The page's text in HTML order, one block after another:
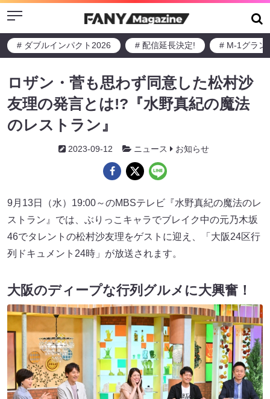
Menu
# ダブルインパクト2026 # 配信延長決定! # M-1グラン
ロザン・菅も思わず同意した松村沙
友理の発言とは!?『水野真紀の魔法
のレストラン』
2023-09-12 ニュース お知らせ
9月13日（水）19:00～のMBSテレビ『水野真紀の魔法のレ
ストラン』では、ぶりっこキャラでブレイク中の元乃木坂
46でタレントの松村沙友理をゲストに迎え、「大阪24区行
列ドキュメント24時」が放送されます。
大阪のディープな行列グルメに大興奮！